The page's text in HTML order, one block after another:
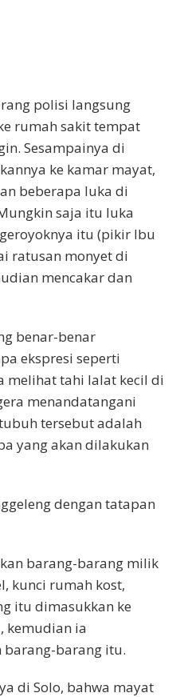
polisi langsung
rumah sakit tempat
Sesampainya di
ke kamar mayat,
beberapa luka di
saja itu luka
itu (pikir Ibu
ratusan monyet di
mencakar dan
benar-benar
ekspresi seperti
melihat tahi lalat kecil di
menandatangani
tersebut adalah
yang akan dilakukan
dengan tatapan
barang-barang milik
kunci rumah kost,
itu dimasukkan ke
kemudian ia
barang-barang itu.
di Solo, bahwa mayat